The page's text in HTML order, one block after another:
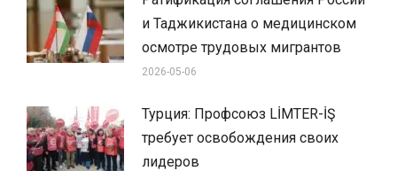
и Таджикистана о медицинском
осмотре трудовых мигрантов
2026-05-06
Турция: Профсоюз LİMTER-İŞ
требует освобождения своих
лидеров